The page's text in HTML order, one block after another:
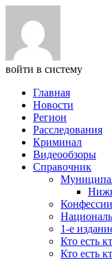
войти в систему
Главная
Новости
Регион
Расследования
Криминал
Видеообзоры
Справочник
Конфессии
1-е
Кто есть
Кто есть